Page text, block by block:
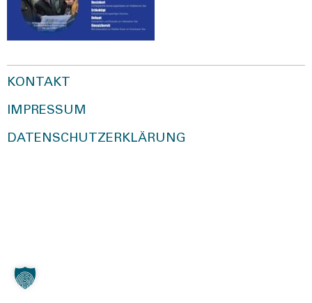
KONTAKT
IMPRESSUM
DATENSCHUTZERKLÄRUNG